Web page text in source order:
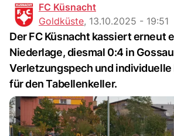
FC Küsnacht
Goldküste, 13.10.2025 - 19:51
Der FC Küsnacht kassiert erneut
Niederlage, diesmal 0:4 in
Verletzungspech und individuelle
für den Tabellenkeller.